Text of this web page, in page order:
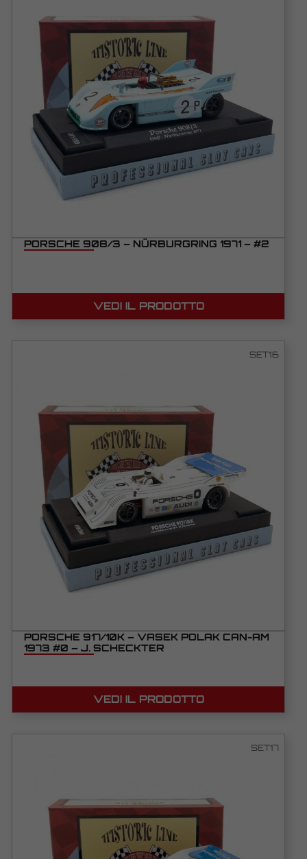
PORSCHE 908/3 – NÜRBURGRING 1971 – #2
VEDI IL PRODOTTO
SET16
PORSCHE 917/10K – VASEK POLAK CAN-AM
1973 #0 – J. SCHECKTER
VEDI IL PRODOTTO
SET17